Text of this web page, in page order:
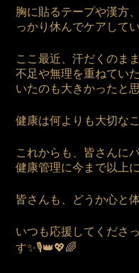
胸に貼るテープや漢方
っかり休んでケアして
ここ最近、汗だくのま
不足や無理を重ねてい
いたのも大きかったと
健康は何よりも大切な
これからも、皆さんに
健康管理に今まで以上
皆さんも、どうか心と
いつも応援してくださ
す✨🎙️👑💖🌈